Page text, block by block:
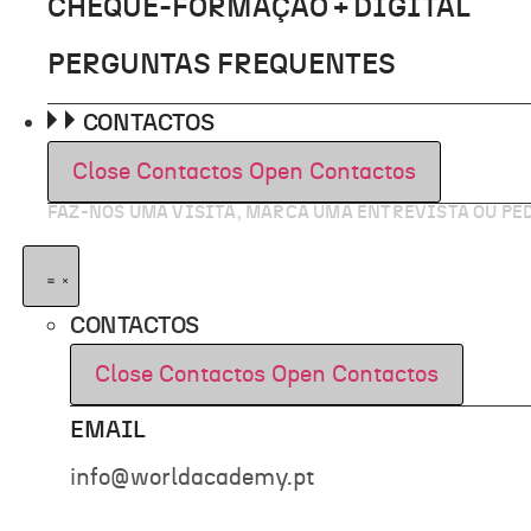
CHEQUE-FORMAÇÃO + DIGITAL
PERGUNTAS FREQUENTES
CONTACTOS
Close Contactos Open Contactos
FAZ-NOS UMA VISITA, MARCA UMA ENTREVISTA OU
CONTACTOS
Close Contactos Open Contactos
EMAIL
info@worldacademy.pt